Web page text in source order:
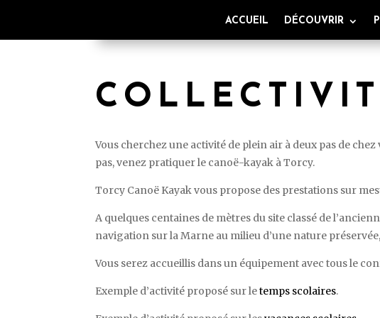
ACCUEIL DÉCOUVRIR
Vous cherchez une activité de plein air à deux pas de
pas, venez pratiquer le canoë-kayak à Torcy.
Torcy Canoë Kayak vous propose des prestations sur
A quelques centaines de mètres du site classé de
navigation sur la Marne au milieu d’une nature
Vous serez accueillis dans un équipement avec tous le
Exemple d’activité proposé sur letemps scolaires.